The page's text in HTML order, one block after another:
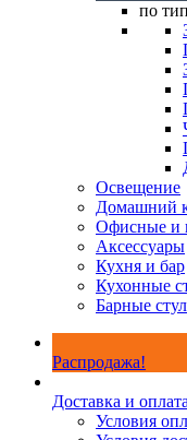
по
Освещение
Домашний
Офисные и
Аксессуары
Кухня и бар
Кухонные
Барные
Распродажа!
Доставка и оплата
Условия